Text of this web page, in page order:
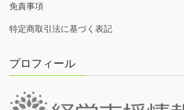
免責事項
特定商取引法に基づく表記
プロフィール